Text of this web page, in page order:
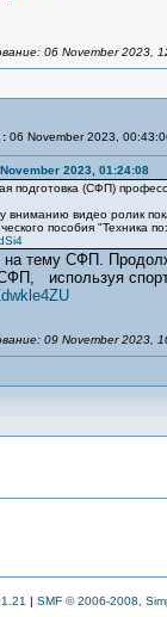
06 November 2023,
:06 November 2023,
2023, 01:24:08
подготовка (СФП)
видео ролик
пособия "Техника
на тему СФП.
используя
09 November 2023,
| SMF © 2006-2008,